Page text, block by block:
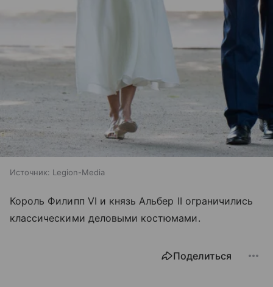
Источник: Legion-Media
Король Филипп VI и князь Альбер II ограничились
классическими деловыми костюмами.
Поделиться